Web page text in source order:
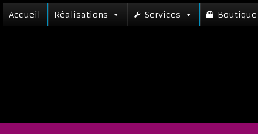
Accueil Réalisations Services Boutique